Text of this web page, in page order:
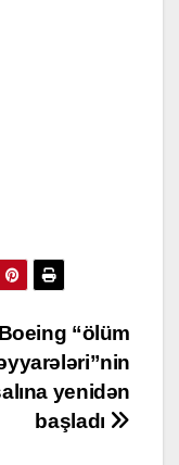
Boeing “ölüm
yenidən
başladı